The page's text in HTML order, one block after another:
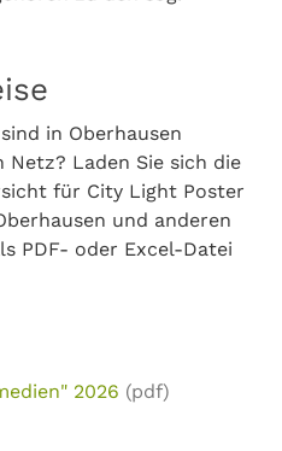
in Oberhausen
Netz? Laden Sie sich die
für City Light Poster
und anderen
PDF- oder Excel-Datei
2026 (pdf)